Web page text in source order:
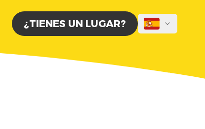
¿TIENES UN LUGAR?